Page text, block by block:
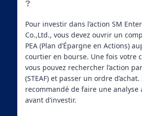
?
Pour investir dans l’action SM
Co.,Ltd., vous devez ouvrir un
PEA (Plan d’Épargne en Actions)
courtier en bourse. Une fois votre
vous pouvez rechercher l’action
(STEAF) et passer un ordre
recommandé de faire une analyse
avant d’investir.